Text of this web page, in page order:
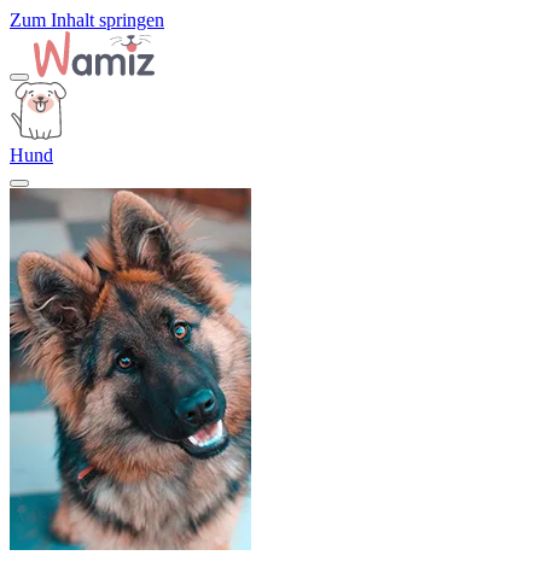
Zum Inhalt springen
Hund